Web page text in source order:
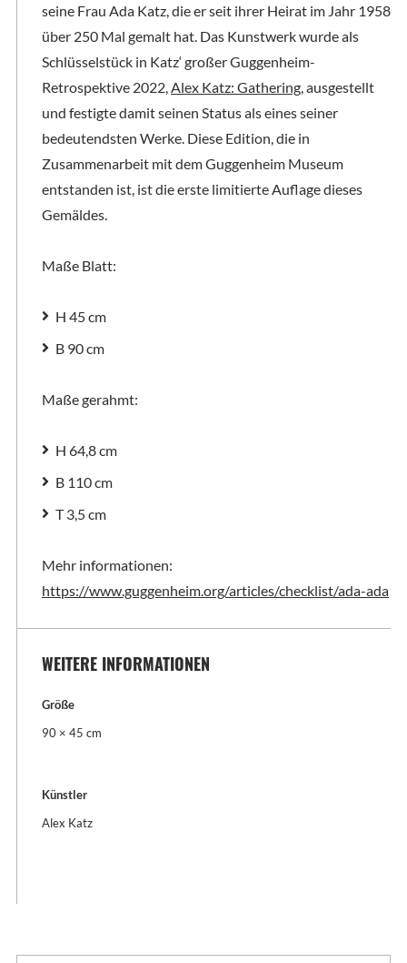
seine Frau Ada Katz, die er seit ihrer Heirat im Jahr 1958
über 250 Mal gemalt hat. Das Kunstwerk wurde als
Schlüsselstück in Katz‘ großer Guggenheim-
Retrospektive 2022, Alex Katz: Gathering , ausgestellt
und festigte damit seinen Status als eines seiner
bedeutendsten Werke. Diese Edition, die in
Zusammenarbeit mit dem Guggenheim Museum
entstanden ist, ist die erste limitierte Auflage dieses
Gemäldes.
Maße Blatt:
H 45 cm
B 90 cm
Maße gerahmt:
H 64,8 cm
B 110 cm
T 3,5 cm
Mehr informationen:
https://www.guggenheim.org/articles/checklist/ada-ada
WEITERE INFORMATIONEN
Größe
90 × 45 cm
Künstler
Alex Katz